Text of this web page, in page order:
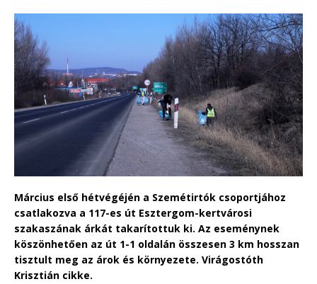
Március első hétvégéjén a Szemétirtók csoportjához
csatlakozva a 117-es út Esztergom-kertvárosi
szakaszának árkát takarítottuk ki. Az eseménynek
köszönhetően az út 1-1 oldalán összesen 3 km hosszan
tisztult meg az árok és környezete. Virágostóth
Krisztián cikke.